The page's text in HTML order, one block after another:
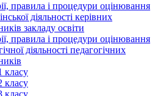
правила і процедури оцінювання
діяльності керівних
закладу освіти
правила і процедури оцінювання
діяльності педагогічних
класу
класу
класу